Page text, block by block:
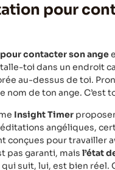
pour
contacter son ange
toi dans un endroit
au-dessus de toi.
nom de ton ange. C’est
Insight Timer
angéliques,
conçues pour travailler
pas garanti, mais l’état
qui suit, lui, est bien réel.